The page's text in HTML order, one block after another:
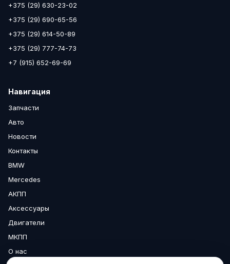
+375 (29) 630-23-02
+375 (29) 690-65-56
+375 (29) 614-50-89
+375 (29) 777-74-73
+7 (915) 652-69-69
Навигация
Запчасти
Авто
Новости
Контакты
BMW
Mercedes
АКПП
Аксессуары
Двигатели
МКПП
О нас